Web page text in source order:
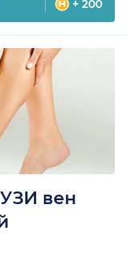
+ 200
вен